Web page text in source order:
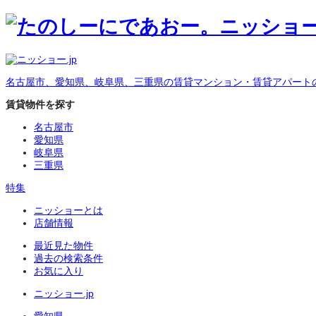
名古屋市、愛知県、岐阜県、三重県の賃貸マンション・賃貸アパート
賃貸物件を探す
名古屋市
愛知県
岐阜県
三重県
特集
ニッショーとは
店舗情報
最近見た物件
過去の検索条件
お気に入り
ニッショー.jp